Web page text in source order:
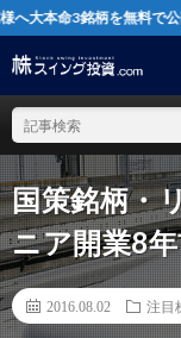
を無料で公開中
国策銘柄・
ニア開業8
2016.08.02 注目